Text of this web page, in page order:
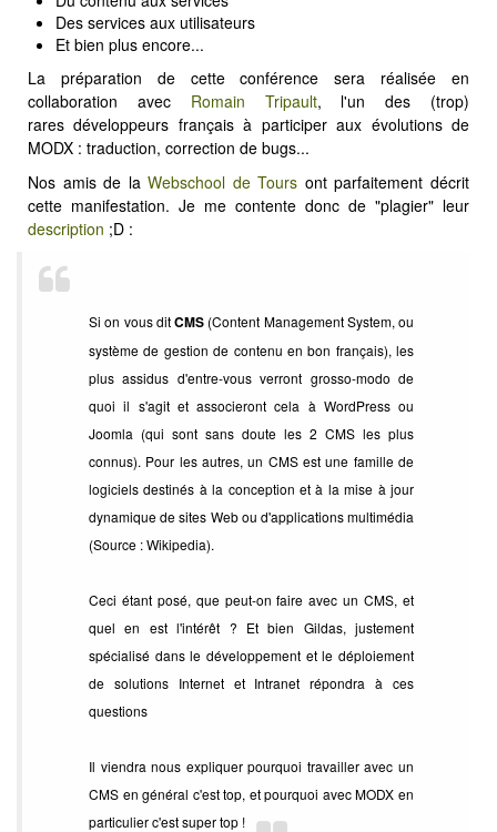
Des services aux utilisateurs
Et bien plus encore...
La préparation de cette conférence sera réalisée en
collaboration avec Romain Tripault, l'un des (trop)
rares développeurs français à participer aux évolutions de
MODX : traduction, correction de bugs...
Nos amis de laWebschool de Tours ont parfaitement décrit
cette manifestation. Je me contente donc de "plagier" leur
description ;D :
Si on vous ditCMS (Content Management System, ou
système de gestion de contenu en bon français), les
plus assidus d'entre-vous verront grosso-modo de
quoi il s'agit et associeront cela à WordPress ou
Joomla (qui sont sans doute les 2 CMS les plus
connus). Pour les autres, un CMS est une famille de
logiciels destinés à la conception et à la mise à jour
dynamique de sites Web ou d'applications multimédia
(Source : Wikipedia).
Ceci étant posé, que peut-on faire avec un CMS, et
quel en est l'intérêt ? Et bien Gildas, justement
spécialisé dans le développement et le déploiement
de solutions Internet et Intranet répondra à ces
questions
Il viendra nous expliquer pourquoi travailler avec un
CMS en général c'est top, et pourquoi avec MODX en
particulier c'est super top !